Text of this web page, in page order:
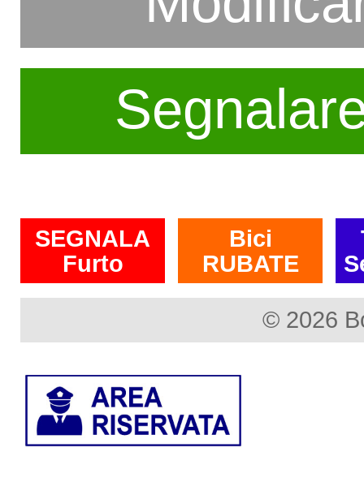
SEGNALA
Furto
Bici
RUBATE
© 2026